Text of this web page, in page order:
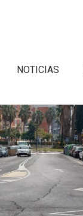
NOTICIAS